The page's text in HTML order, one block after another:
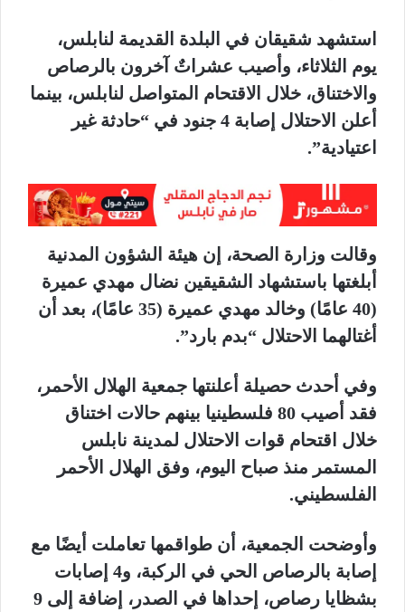
استشهد شقيقان في البلدة القديمة لنابلس،
يوم الثلاثاء، وأصيب عشراتٌ آخرون بالرصاص
والاختناق، خلال الاقتحام المتواصل لنابلس، بينما
أعلن الاحتلال إصابة 4 جنود في “حادثة غير
اعتيادية”.
وقالت وزارة الصحة، إن هيئة الشؤون المدنية
أبلغتها باستشهاد الشقيقين نضال مهدي عميرة
(40 عامًا) وخالد مهدي عميرة (35 عامًا)، بعد أن
أغتالهما الاحتلال “بدم بارد”.
وفي أحدث حصيلة أعلنتها جمعية الهلال الأحمر،
فقد أصيب 80 فلسطينيا بينهم حالات اختناق
خلال اقتحام قوات الاحتلال لمدينة نابلس
المستمر منذ صباح اليوم، وفق الهلال الأحمر
الفلسطيني.
وأوضحت الجمعية، أن طواقمها تعاملت أيضًا مع
إصابة بالرصاص الحي في الركبة، و4 إصابات
بشظايا رصاص، إحداها في الصدر، إضافة إلى 9